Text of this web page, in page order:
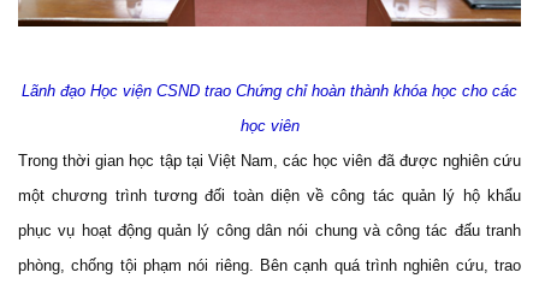
Lãnh đạo Học viện CSND trao Chứng chỉ hoàn thành khóa học cho các
học viên
Trong thời gian học tập tại Việt Nam, các học viên đã được nghiên cứu
một chương trình tương đối toàn diện về công tác quản lý hộ khẩu
phục vụ hoạt động quản lý công dân nói chung và công tác đấu tranh
phòng, chống tội phạm nói riêng. Bên cạnh quá trình nghiên cứu, trao